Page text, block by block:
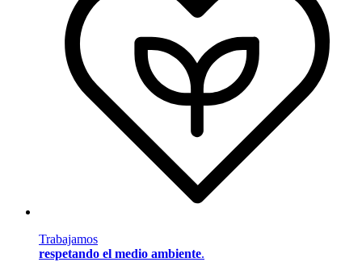
Trabajamos
respetando el medio ambiente.